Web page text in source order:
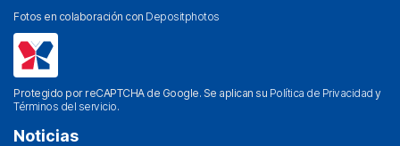
Fotos en colaboración con Depositphotos
Protegido por reCAPTCHA de Google. Se aplican su Política de Privacidad y
Términos del servicio.
Noticias